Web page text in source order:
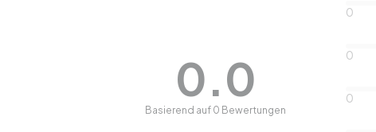
0.0
Basierend auf 0 Bewertungen
0
0
0